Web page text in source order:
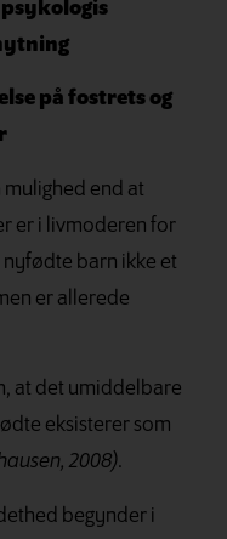
på fostrets og
end at
er i livmoderen for
barn ikke et
er allerede
at det umiddelbare
eksisterer som
2008).
begynder i